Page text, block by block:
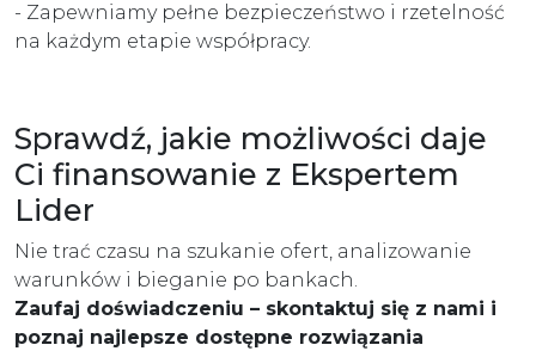
- Zapewniamy pełne bezpieczeństwo i rzetelność
na każdym etapie współpracy.
Sprawdź, jakie możliwości daje
Ci finansowanie z Ekspertem
Lider
Nie trać czasu na szukanie ofert, analizowanie
warunków i bieganie po bankach.
Zaufaj doświadczeniu – skontaktuj się z nami i
poznaj najlepsze dostępne rozwiązania